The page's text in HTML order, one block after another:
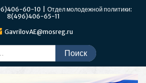
60-10 | Отдел молодежной политики:
8(496)406-65-11
GavrilovAE@mosreg.ru